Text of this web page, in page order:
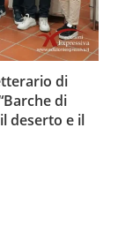
di
di
deserto e il